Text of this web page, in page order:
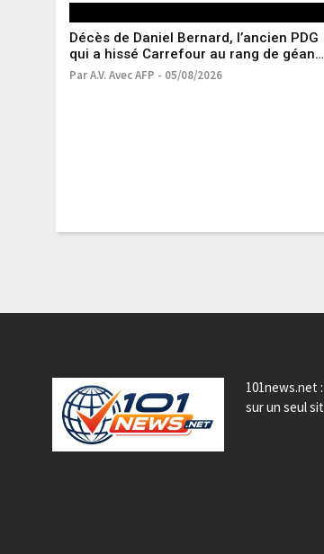
Décès de Daniel Bernard, l’ancien PDG
qui a hissé Carrefour au rang de géant
mondial
Par A.V. Avec AFP - 05/08/2026
101news.net
sur un seul